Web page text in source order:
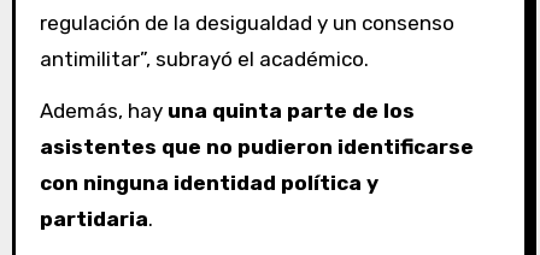
regulación de la desigualdad y un consenso
antimilitar”, subrayó el académico.
Además, hay una quinta parte de los
asistentes que no pudieron identificarse
con ninguna identidad política y
partidaria.